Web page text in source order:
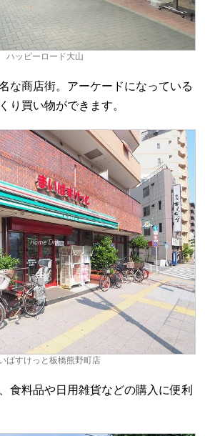
ハッピーロード大山
な商店街。アーケードになっている
り買い物ができます。
ばすけっと板橋熊野町店
食料品や日用雑貨などの購入に便利